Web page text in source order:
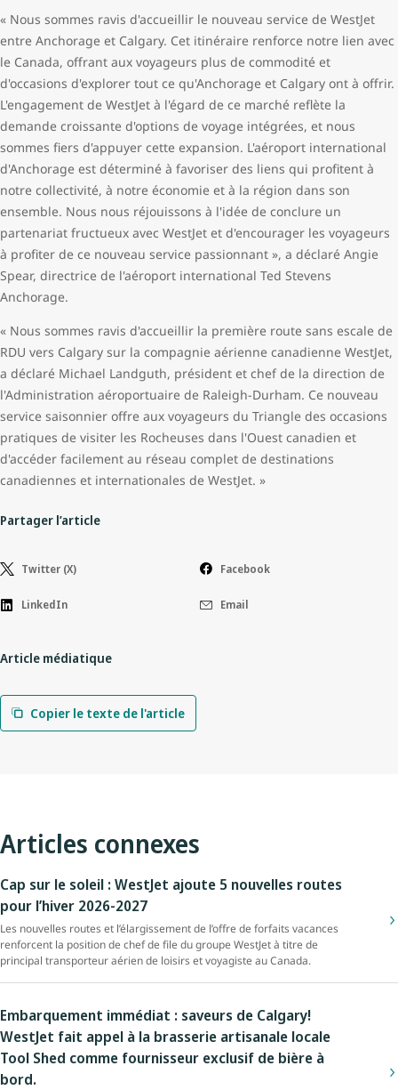
« Nous sommes ravis d'accueillir le nouveau service de WestJet
entre Anchorage et Calgary. Cet itinéraire renforce notre lien avec
le Canada, offrant aux voyageurs plus de commodité et
d'occasions d'explorer tout ce qu'Anchorage et Calgary ont à offrir.
L'engagement de WestJet à l'égard de ce marché reflète la
demande croissante d'options de voyage intégrées, et nous
sommes fiers d'appuyer cette expansion. L'aéroport international
d'Anchorage est déterminé à favoriser des liens qui profitent à
notre collectivité, à notre économie et à la région dans son
ensemble. Nous nous réjouissons à l'idée de conclure un
partenariat fructueux avec WestJet et d'encourager les voyageurs
à profiter de ce nouveau service passionnant », a déclaré Angie
Spear, directrice de l'aéroport international Ted Stevens
Anchorage.
« Nous sommes ravis d'accueillir la première route sans escale de
RDU vers Calgary sur la compagnie aérienne canadienne WestJet,
a déclaré Michael Landguth, président et chef de la direction de
l'Administration aéroportuaire de Raleigh-Durham. Ce nouveau
service saisonnier offre aux voyageurs du Triangle des occasions
pratiques de visiter les Rocheuses dans l'Ouest canadien et
d'accéder facilement au réseau complet de destinations
canadiennes et internationales de WestJet. »
Partager l’article
Twitter (X) Facebook
LinkedIn Email
Article médiatique
Copier le texte de l'article
Articles connexes
Cap sur le soleil : WestJet ajoute 5 nouvelles routes
pour l’hiver 2026-2027
Les nouvelles routes et l’élargissement de l’offre de forfaits vacances
renforcent la position de chef de file du groupe WestJet à titre de
principal transporteur aérien de loisirs et voyagiste au Canada.
Embarquement immédiat : saveurs de Calgary!
WestJet fait appel à la brasserie artisanale locale
Tool Shed comme fournisseur exclusif de bière à
bord.